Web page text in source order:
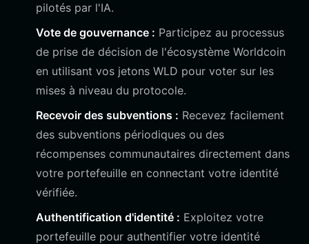
pilotés par l'IA.
Vote de gouvernance : Participez au processus
de prise de décision de l'écosystème Worldcoin
en utilisant vos jetons WLD pour voter sur les
mises à niveau du protocole.
Recevoir des subventions : Recevez facilement
des subventions périodiques ou des
récompenses communautaires directement dans
votre portefeuille en connectant votre identité
vérifiée.
Authentification d'identité : Exploitez votre
portefeuille pour authentifier votre identité